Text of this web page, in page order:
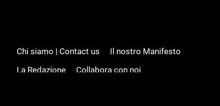
Chi siamo | Contact us
Il nostro Manifesto
La Redazione
Collabora con noi